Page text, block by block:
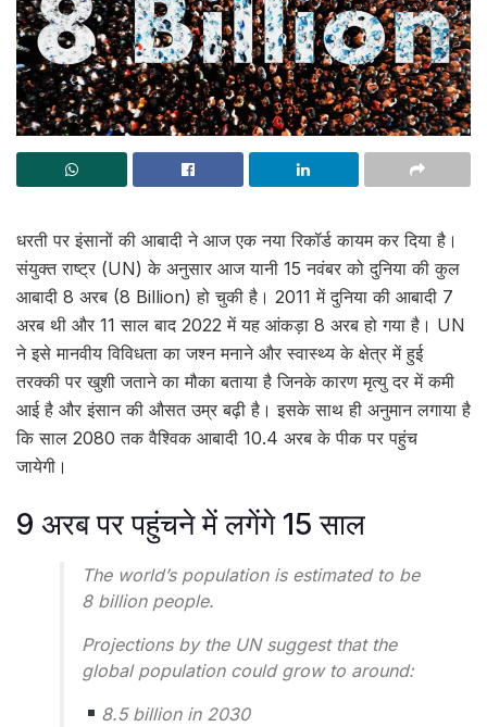
धरती पर इंसानों की आबादी ने आज एक नया रिकॉर्ड कायम कर दिया है।
संयुक्त राष्ट्र (UN) के अनुसार आज यानी 15 नवंबर को दुनिया की कुल
आबादी 8 अरब (8 Billion) हो चुकी है। 2011 में दुनिया की आबादी 7
अरब थी और 11 साल बाद 2022 में यह आंकड़ा 8 अरब हो गया है। UN
ने इसे मानवीय विविधता का जश्न मनाने और स्वास्थ्य के क्षेत्र में हुई
तरक्की पर खुशी जताने का मौका बताया है जिनके कारण मृत्यु दर में कमी
आई है और इंसान की औसत उम्र बढ़ी है। इसके साथ ही अनुमान लगाया है
कि साल 2080 तक वैश्विक आबादी 10.4 अरब के पीक पर पहुंच
जायेगी।
9 अरब पर पहुंचने में लगेंगे 15 साल
The world’s population is estimated to be
8 billion people.
Projections by the UN suggest that the
global population could grow to around:
8.5 billion in 2030